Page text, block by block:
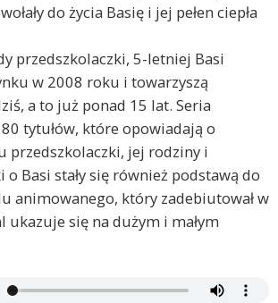
do życia Basię i jej pełen ciepła
przedszkolaczki, 5-letniej Basi
w 2008 roku i towarzyszą
a to już ponad 15 lat. Seria
tytułów, które opowiadają o
przedszkolaczki, jej rodziny i
o Basi stały się również podstawą do
animowanego, który zadebiutował w
ukazuje się na dużym i małym